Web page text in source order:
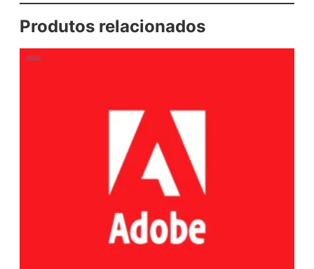
Produtos relacionados